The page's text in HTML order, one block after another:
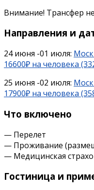
Внимание! Трансфер
Направления и
24 июня -01 июля:
16600₽ на человека
25 июня -02 июля:
17900₽ на человека
Что включено
— Перелет
— Проживание
— Медицинская
Гостиница и